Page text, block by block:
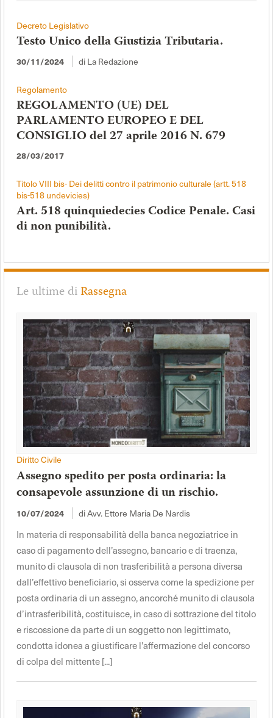
Decreto Legislativo
Testo Unico della Giustizia Tributaria.
30/11/2024 di La Redazione
Regolamento
REGOLAMENTO (UE) DEL
PARLAMENTO EUROPEO E DEL
CONSIGLIO del 27 aprile 2016 N. 679
28/03/2017
Titolo VIII bis- Dei delitti contro il patrimonio culturale (artt. 518
bis-518 undevicies)
Art. 518 quinquiedecies Codice Penale. Casi
di non punibilità.
Le ultime diRassegna
Diritto Civile
Assegno spedito per posta ordinaria: la
consapevole assunzione di un rischio.
10/07/2024 di Avv. Ettore Maria De Nardis
In materia di responsabilità della banca negoziatrice in
caso di pagamento dell’assegno, bancario e di traenza,
munito di clausola di non trasferibilità a persona diversa
dall’effettivo beneficiario, si osserva come la spedizione per
posta ordinaria di un assegno, ancorché munito di clausola
d’intrasferibilità, costituisce, in caso di sottrazione del titolo
e riscossione da parte di un soggetto non legittimato,
condotta idonea a giustificare l’affermazione del concorso
di colpa del mittente [...]